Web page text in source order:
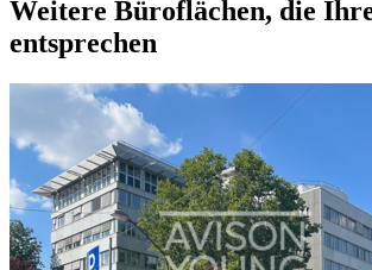
Weitere Büroflächen, die
entsprechen